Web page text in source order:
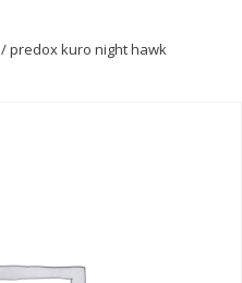
/ predox kuro night hawk